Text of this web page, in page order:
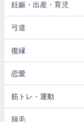
妊娠・出産・育児
弓道
復縁
恋愛
筋トレ・運動
脱毛